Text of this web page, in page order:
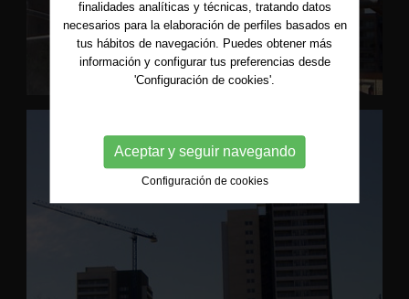
finalidades analíticas y técnicas, tratando datos
necesarios para la elaboración de perfiles basados en
tus hábitos de navegación. Puedes obtener más
información y configurar tus preferencias desde
'Configuración de cookies'.
Aceptar y seguir navegando
Configuración de cookies